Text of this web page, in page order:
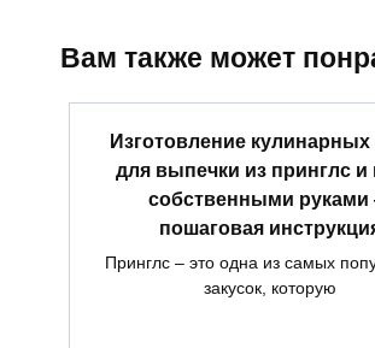
Вам также может
Изготовление
для выпечки из принглс и
собственными
пошаговая
Принглс – это одна из самых
закусок, которую